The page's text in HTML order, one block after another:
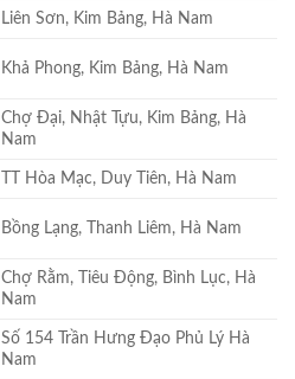
Liên Sơn, Kim Bảng, Hà Nam
Khả Phong, Kim Bảng, Hà Nam
Chợ Đại, Nhật Tựu, Kim Bảng, Hà
Nam
TT Hòa Mạc, Duy Tiên, Hà Nam
Bồng Lạng, Thanh Liêm, Hà Nam
Chợ Rằm, Tiêu Động, Bình Lục, Hà
Nam
Số 154 Trần Hưng Đạo Phủ Lý Hà
Nam